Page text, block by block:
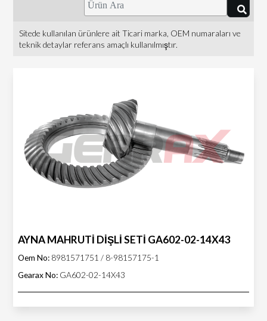
Sitede kullanılan ürünlere ait Ticari marka, OEM numaraları ve
teknik detaylar referans amaçlı kullanılmıştır.
AYNA MAHRUTİ DİŞLİ SETİ GA602-02-14X43
Oem No: 8981571751 / 8-98157175-1
Gearax No: GA602-02-14X43